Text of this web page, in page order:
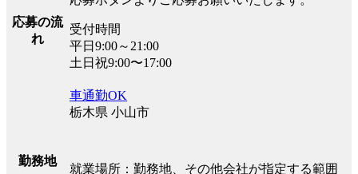
応募の流
れ
受付時間
平日9:00～21:00
土日祝9:00〜17:00
勤務地
車通勤OK
栃木県 小山市
就業場所：勤務地、その他会社が指定する範囲